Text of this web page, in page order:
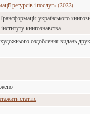
ресурсів і послуг» (2022)
українського
книгознавства
оздоблення видань
статтю